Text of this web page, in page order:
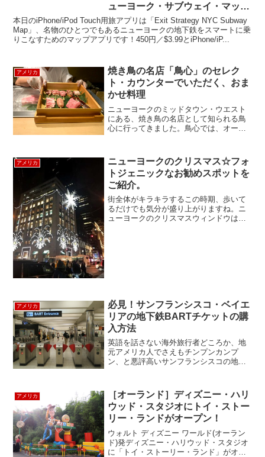
ューヨーク・サブウェイ・マッ
プ】
本日のiPhone/iPod Touch用旅アプリは「Exit Strategy NYC Subway
Map」、名物のひとつでもあるニューヨークの地下鉄をスマートに乗
りこなすためのマップアプリです！450円／$3.99とiPhone/iP...
アメリカ
焼き鳥の名店「鳥心」のセレク
ト・カウンターでいただく、おま
かせ料理
ニューヨークのミッドタウン・ウエスト
にある、焼き鳥の名店として知られる鳥
心に行ってきました。鳥心では、オーガ
ど、こだわりの食材を使用。焼き鳥は、
備長炭を使って炭火で焼かれ...
アメリカ
ニューヨークのクリスマス☆フォ
トジェニックなお勧めスポットを
ご紹介。
街全体がキラキラするこの時期、歩いて
るだけでも気分が盛り上がりますね。ニ
ューヨークのクリスマスウィンドウは前
アメリカ
必見！サンフランシスコ・ベイエ
リアの地下鉄BARTチケットの購
入方法
英語を話さない海外旅行者どころか、地
元アメリカ人でさえもチンプンカンプ
ン、と悪評高いサンフランシスコの地下
シスコに出発する方、必見です！ではま
ず、券売機の様子からご...
アメリカ
［オーランド］ディズニー・ハリ
ウッド・スタジオにトイ・ストー
リー・ランドがオープン！
ウォルト ディズニー ワールド(オーラン
ド)発ディズニー・ハリウッド・スタジオ
に「トイ・ストーリー・ランド」がオー